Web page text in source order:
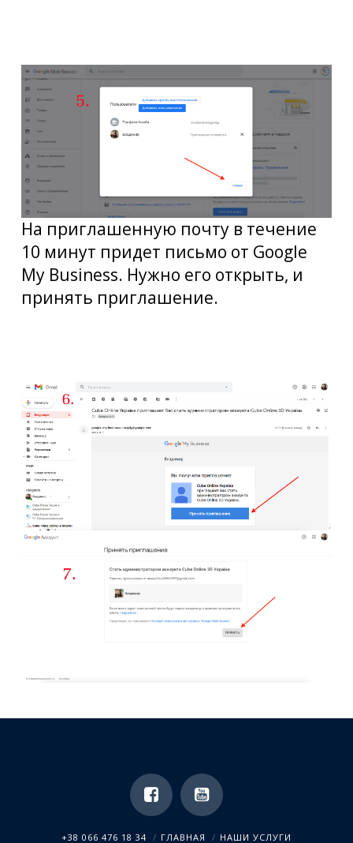
На приглашенную почту в течение
10 минут придет письмо от Google
My Business. Нужно его открыть, и
принять приглашение.
+38 066 476 18 34 ГЛАВНАЯ
НАШИ УСЛУГИ